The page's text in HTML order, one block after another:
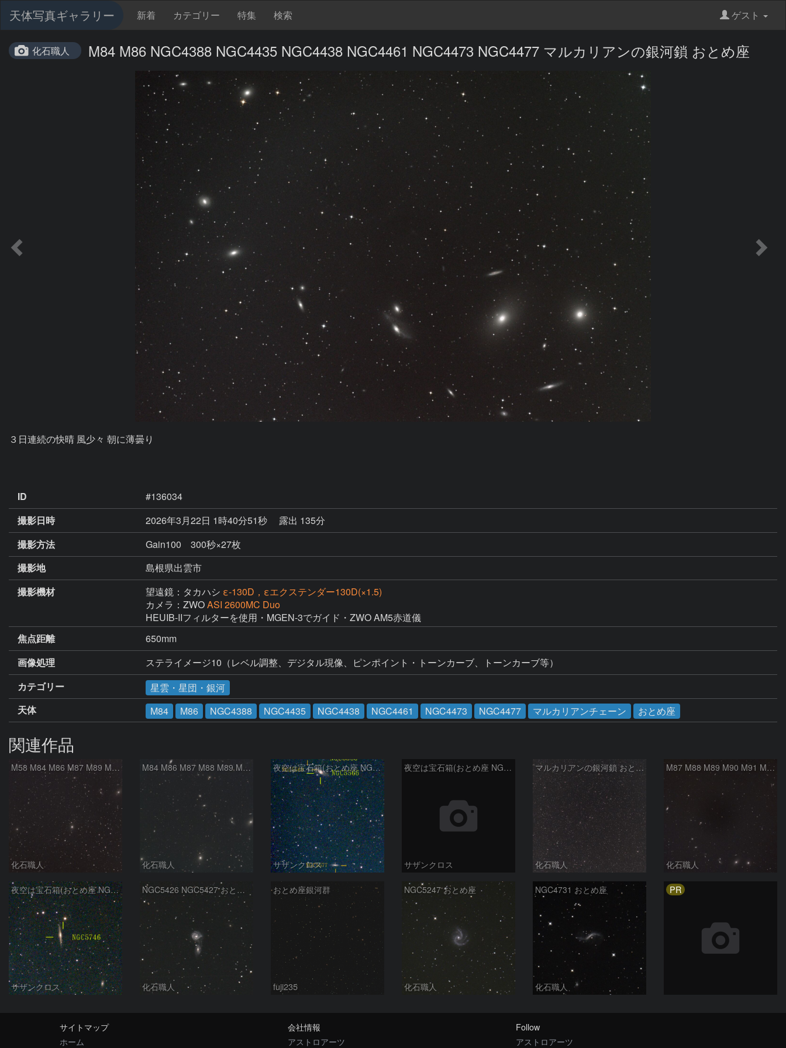
天体写真ギャラリー 新着 カテゴリー 特集 検索 ゲスト
化石職人 M84 M86 NGC4388 NGC4435 NGC4438 NGC4461 NGC4473 NGC4477 マルカリアンの銀河鎖 おとめ座
３日連続の快晴 風少々 朝に薄曇り
ID
#136034
撮影日時
2026年3月22日 1時40分51秒
露出 135分
撮影方法
Gain100 300秒×27枚
撮影地
島根県出雲市
撮影機材
望遠鏡：タカハシ ε-130D，εエクステンダー130D(×1.5)
カメラ：ZWOASI 2600MC Duo
HEUIB-IIフィルターを使用・MGEN-3でガイド・ZWO AM5赤道儀
焦点距離
650mm
画像処理
ステライメージ10（レベル調整、デジタル現像、ピンポイント・トーンカーブ、トーンカーブ等）
カテゴリー
星雲・星団・銀河
天体
M84 M86 NGC4388 NGC4435 NGC4438 NGC4461 NGC4473 NGC4477 マルカリアンチェーン おとめ座
関連作品
M58 M84 M86 M87 M89 M90 マルカリアンの銀河鎖 おとめ座 かみのけ座
化石職人
M84 M86 M87 M88 M89 M90 M91 マルカリアンの銀河鎖 おとめ座 かみのけ座
化石職人
夜空は宝石箱(おとめ座 NGC5566) Seestar50
サザンクロス
夜空は宝石箱(おとめ座 NGC5746) Seestar50
サザンクロス
マルカリアンの銀河鎖 おとめ座・ かみのけ座の銀河
化石職人
M87 M88 M89 M90 M91 M100 マルカリアンの銀河鎖 おとめ座 かみのけ座
化石職人
夜空は宝石箱(おとめ座 NGC5746) Seestar50
サザンクロス
NGC5426 NGC5427 おとめ座
化石職人
おとめ座銀河群
fuji235
NGC5247 おとめ座
化石職人
NGC4731 おとめ座
化石職人
PR
サイトマップ
ホーム
会社情報
アストロアーツ
Follow
アストロアーツ